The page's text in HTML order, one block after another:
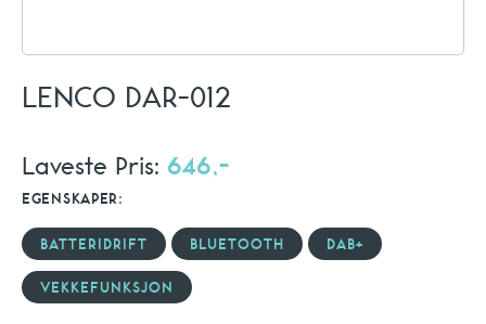
LENCO DAR-012
Laveste Pris: 646,-
EGENSKAPER:
BATTERIDRIFT BLUETOOTH DAB+
VEKKEFUNKSJON